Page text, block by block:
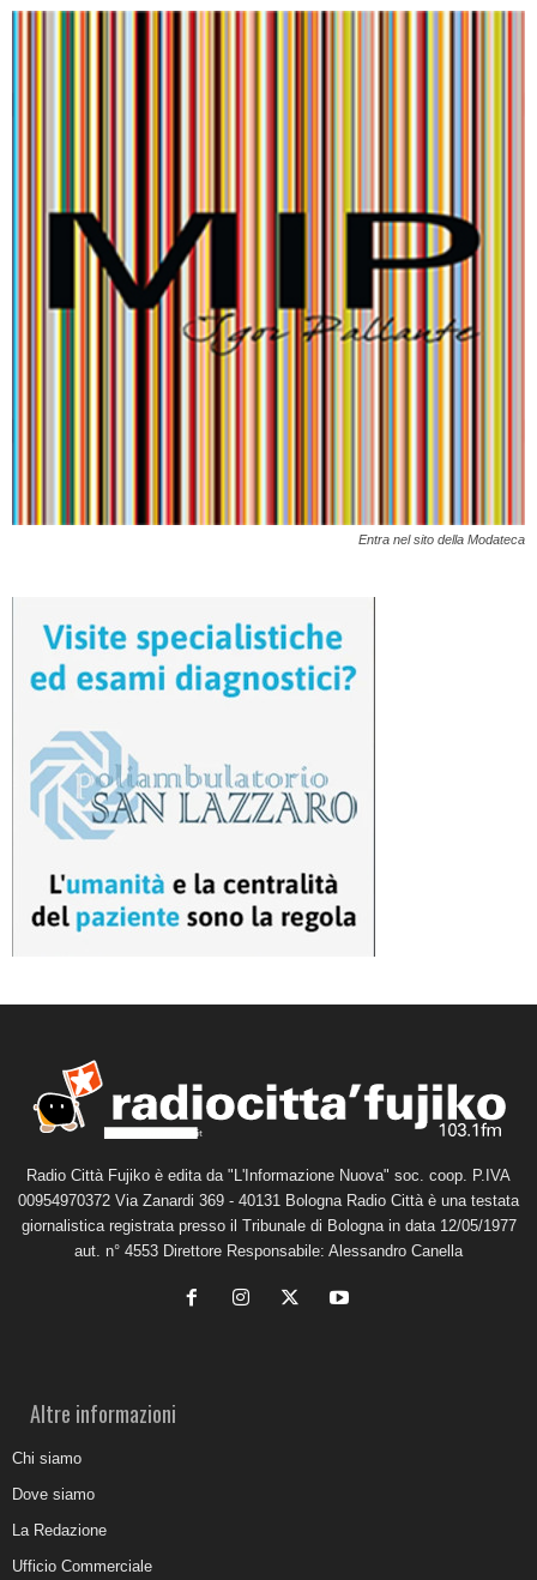
Entra nel sito della Modateca
Radio Città Fujiko è edita da "L'Informazione Nuova" soc. coop. P.IVA
00954970372 Via Zanardi 369 - 40131 Bologna Radio Città è una testata
giornalistica registrata presso il Tribunale di Bologna in data 12/05/1977
aut. n° 4553 Direttore Responsabile: Alessandro Canella
Altre informazioni
Chi siamo
Dove siamo
La Redazione
Ufficio Commerciale